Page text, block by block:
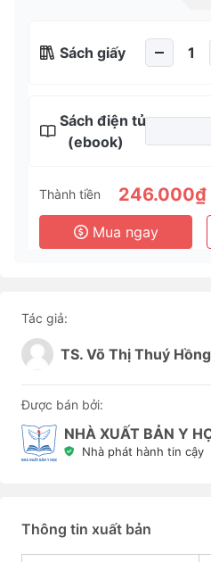
Sách giấy
Sách điện tử
(ebook)
Thành tiền 246.000₫
Mua ngay
Tác giả:
TS. Võ Thị Thuý Hồng
Được bán bởi:
NHÀ XUẤT BẢN Y
Nhà phát hành tin cậy
Thông tin xuất bản